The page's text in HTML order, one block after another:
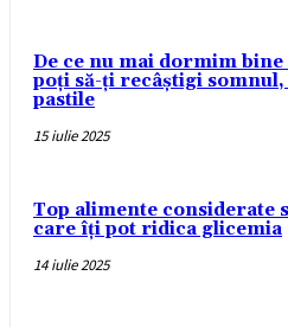
De ce nu mai dormim bine
poți să-ți recâștigi
pastile
15 iulie 2025
Top alimente considerate
care îți pot ridica glicemia
14 iulie 2025